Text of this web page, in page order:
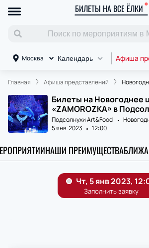
БИЛЕТЫ НА ВСЕ ЁЛКИ
Москва Календарь Афиша
Главная Афиша представлений
Билеты на Новогоднее
«ZAMOROZKA» в
Подсолнухи Art&Food
5 янв. 2023
12:00
НАШИ ПРЕИМУЩЕСТВА